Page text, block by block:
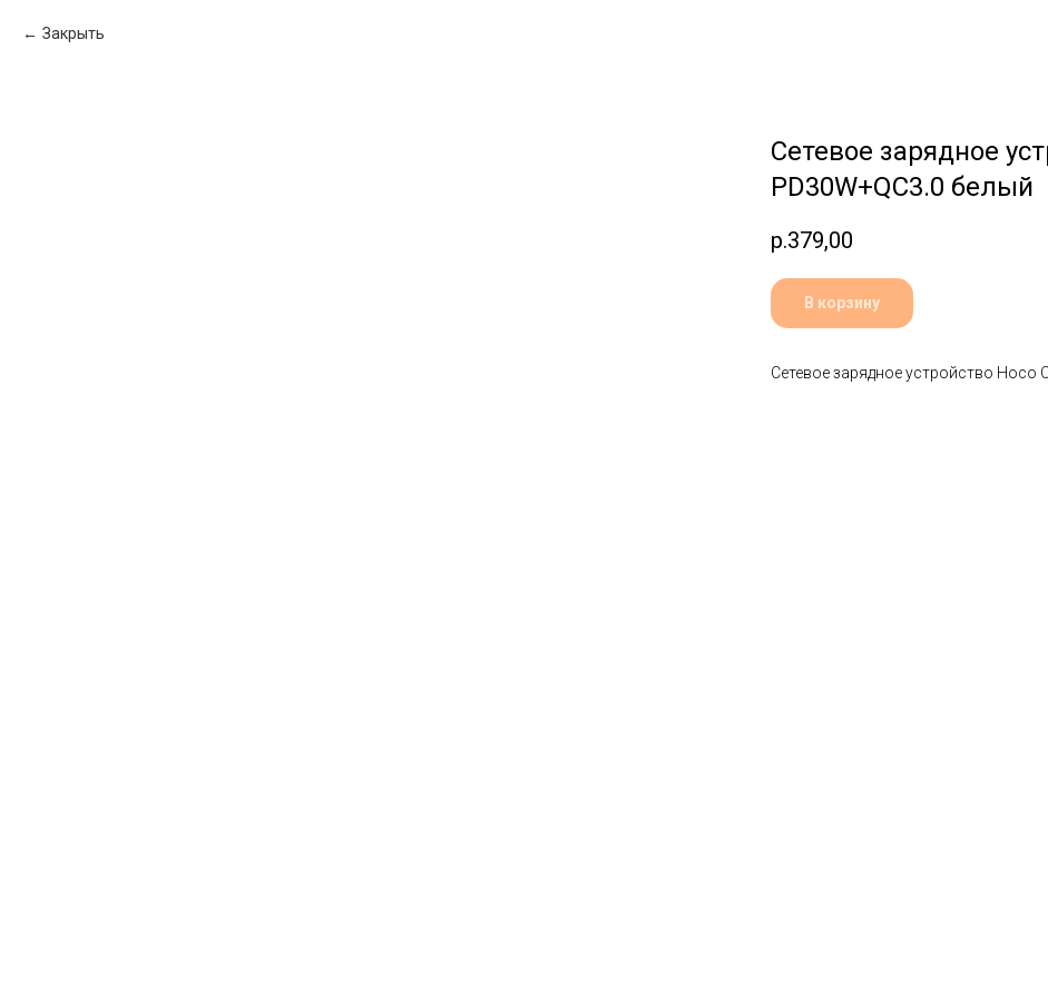
Закрыть
Сетевое зарядное
PD30W+QC3.0 белый
р.379,00
В корзину
Сетевое зарядное устройство Hoco